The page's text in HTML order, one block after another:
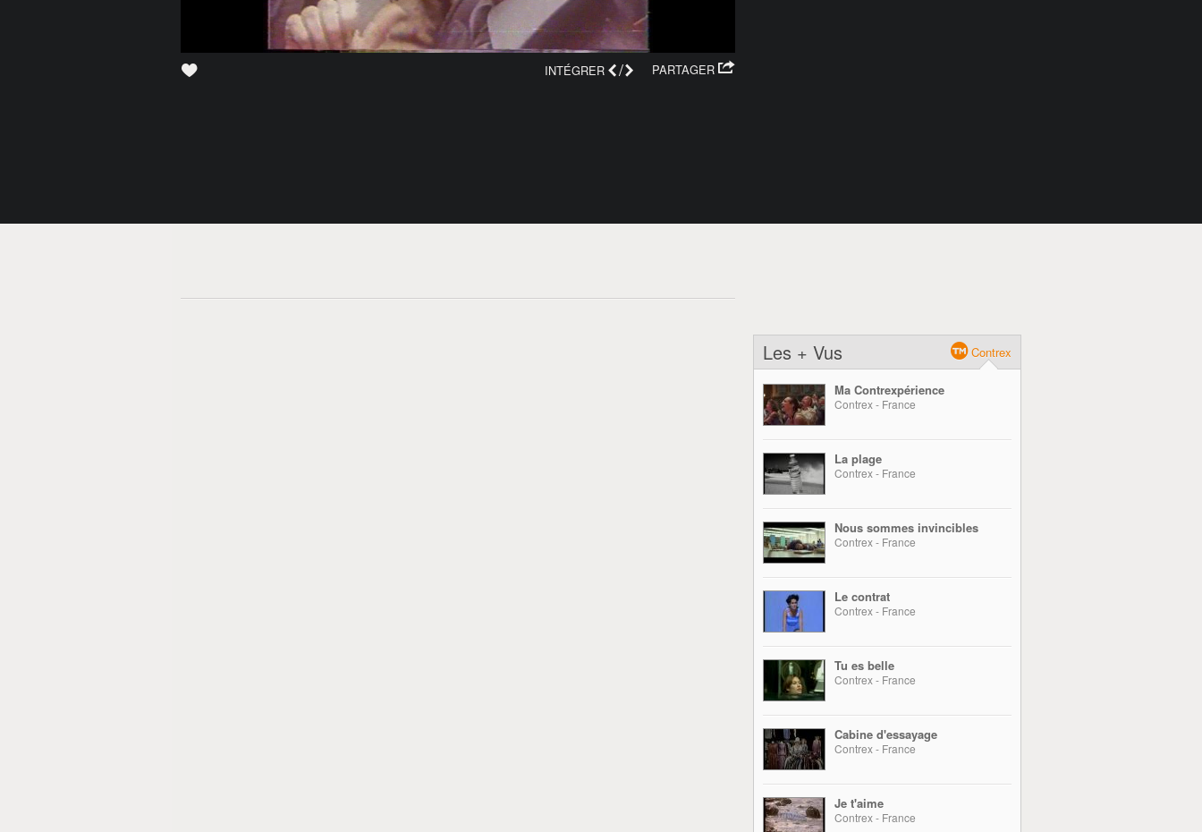
PARTAGER
INTÉGRER /
Les + Vus Contrex
Ma Contrexpérience
Contrex - France
La plage
Contrex - France
Nous sommes invincibles
Contrex - France
Le contrat
Contrex - France
Tu es belle
Contrex - France
Cabine d'essayage
Contrex - France
Je t'aime
Contrex - France